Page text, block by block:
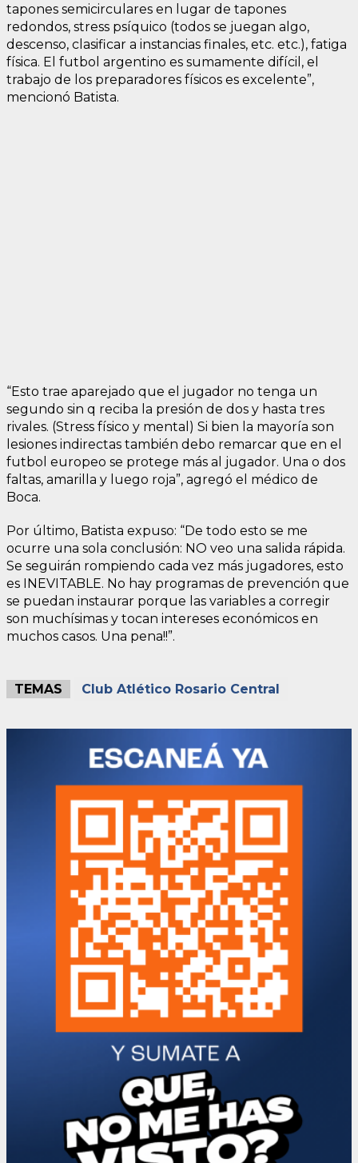
tapones semicirculares en lugar de tapones
redondos, stress psíquico (todos se juegan algo,
descenso, clasificar a instancias finales, etc. etc.), fatiga
física. El futbol argentino es sumamente difícil, el
trabajo de los preparadores físicos es excelente”,
mencionó Batista.
“Esto trae aparejado que el jugador no tenga un
segundo sin q reciba la presión de dos y hasta tres
rivales. (Stress físico y mental) Si bien la mayoría son
lesiones indirectas también debo remarcar que en el
futbol europeo se protege más al jugador. Una o dos
faltas, amarilla y luego roja”, agregó el médico de
Boca.
Por último, Batista expuso: “De todo esto se me
ocurre una sola conclusión: NO veo una salida rápida.
Se seguirán rompiendo cada vez más jugadores, esto
es INEVITABLE. No hay programas de prevención que
se puedan instaurar porque las variables a corregir
son muchísimas y tocan intereses económicos en
muchos casos. Una pena!!”.
TEMAS Club Atlético Rosario Central